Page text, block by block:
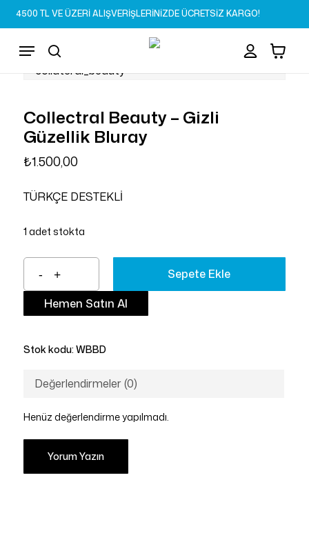
Skip
to
content
4500 TL VE ÜZERİ ALIŞVERİŞLERİNİZDE ÜCRETSİZ KARGO!
search
Menu Sepet Close
Cart
Collectral Beauty – Gizli
Güzellik Bluray
₺1.500,00
TÜRKÇE DESTEKLİ
1 adet stokta
Sepete Ekle
Hemen Satın Al
Stok kodu: WBBD
Değerlendirmeler (0)
Henüz değerlendirme yapılmadı.
Yorum Yazın